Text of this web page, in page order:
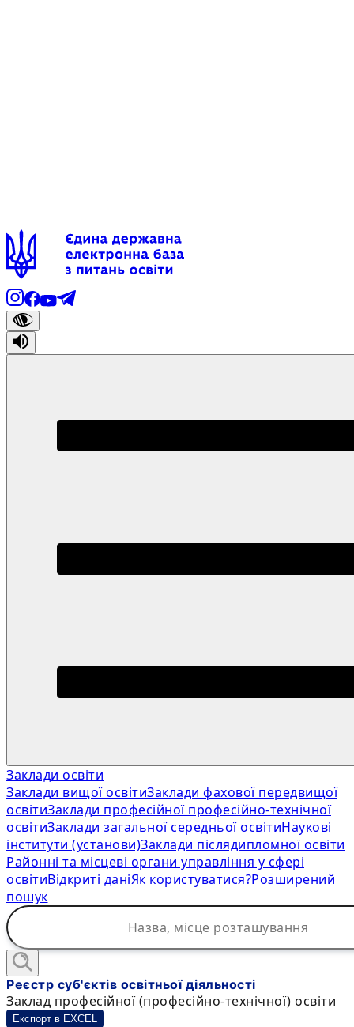
Заклади освіти
Заклади вищої освітиЗаклади фахової передвищої
освітиЗаклади професійної професійно-технічної
освітиЗаклади загальної середньої освітиНаукові
інститути (установи)Заклади післядипломної освіти
Районні та місцеві органи управління у сфері
освітиВідкриті даніЯк користуватися?Розширений
пошук
Реєстр суб'єктів освітньої діяльності
Заклад професійної (професійно-технічної) освіти
Експорт в EXCEL